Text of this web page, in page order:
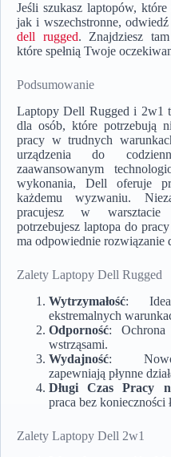
Jeśli szukasz laptopów,
jak i wszechstronne,
dell rugged. Znajdziesz
które spełnią Twoje
Podsumowanie
Laptopy Dell Rugged i 2w1
dla osób, które potrzebują
pracy w trudnych
urządzenia do
zaawansowanym
wykonania, Dell oferuje
każdemu wyzwaniu.
pracujesz w warsztacie
potrzebujesz laptopa do
ma odpowiednie rozwiązanie
Zalety Laptopy Dell Rugged
Wytrzymałość:
ekstremalnych
Odporność:
wstrząsami.
Wydajność:
zapewniają płynne
Długi Czas Pracy
praca bez konieczności
Zalety Laptopy Dell 2w1